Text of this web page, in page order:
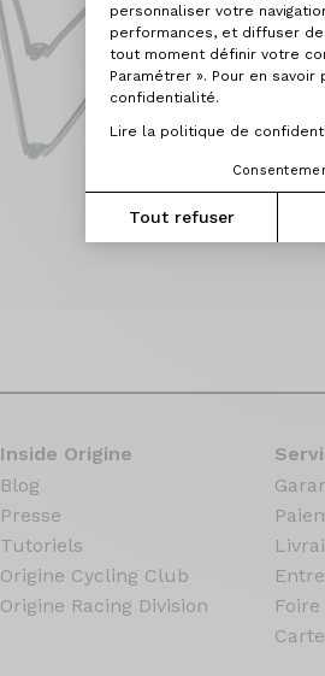
personnaliser votre
performances, et diffuser
tout moment définir votre
Paramétrer ». Pour en
confidentialité.
Lire la politique de
Tout refuser
Inside Origine
Blog
Presse
Tutoriels
Origine Cycling Club
Origine Racing Division